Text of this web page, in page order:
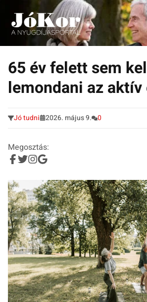
Tovább
tartalomra
Tudnivalók, érdekességek idősek
65 év felett sem
lemondani az
Jó tudni 2026. május 9. 0
Megosztás: